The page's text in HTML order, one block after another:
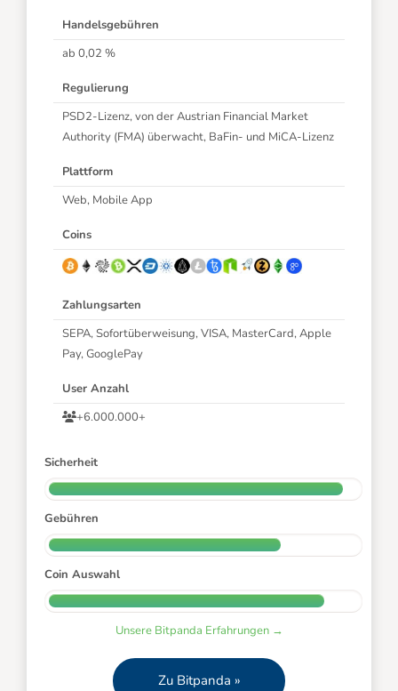
Handelsgebühren
ab 0,02 %
Regulierung
PSD2-Lizenz, von der Austrian Financial Market
Authority (FMA) überwacht, BaFin- und MiCA-Lizenz
Plattform
Web, Mobile App
Coins
Zahlungsarten
SEPA, Sofortüberweisung, VISA, MasterCard, Apple
Pay, GooglePay
User Anzahl
+6.000.000+
Sicherheit
Gebühren
Coin Auswahl
Unsere Bitpanda Erfahrungen →
Zu Bitpanda »